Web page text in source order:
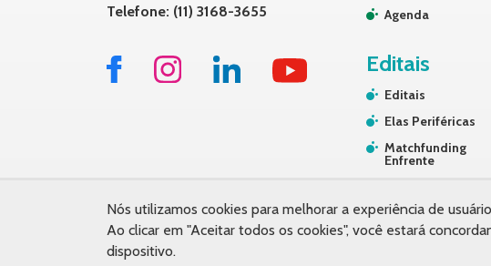
Telefone: (11) 3168-3655
Agenda
Editais
Editais
Elas Periféricas
Matchfunding
Enfrente
Nós utilizamos cookies para melhorar a experiência de
Ao clicar em "Aceitar todos os cookies", você estará
dispositivo.